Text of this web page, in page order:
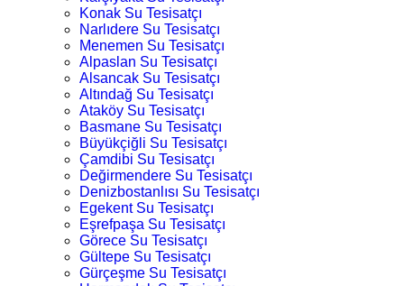
Konak Su Tesisatçı
Narlıdere Su Tesisatçı
Menemen Su Tesisatçı
Alpaslan Su Tesisatçı
Alsancak Su Tesisatçı
Altındağ Su Tesisatçı
Ataköy Su Tesisatçı
Basmane Su Tesisatçı
Büyükçiğli Su Tesisatçı
Çamdibi Su Tesisatçı
Değirmendere Su Tesisatçı
Denizbostanlısı Su Tesisatçı
Egekent Su Tesisatçı
Eşrefpaşa Su Tesisatçı
Görece Su Tesisatçı
Gültepe Su Tesisatçı
Gürçeşme Su Tesisatçı